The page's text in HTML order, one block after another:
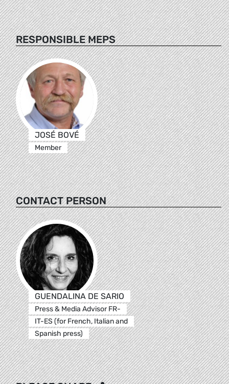
RESPONSIBLE MEPS
JOSÉ BOVÉ
Member
CONTACT PERSON
GUENDALINA DE SARIO
Press & Media Advisor FR-
IT-ES (for French, Italian and
Spanish press)